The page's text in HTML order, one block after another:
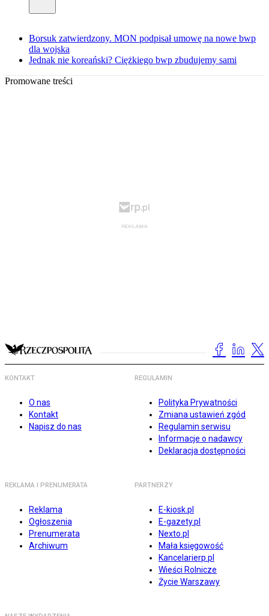
Borsuk zatwierdzony. MON podpisał umowę na nowe bwp
dla wojska
Jednak nie koreański? Ciężkiego bwp zbudujemy sami
Promowane treści
KONTAKT
O nas
Kontakt
Napisz do nas
REGULAMIN
Polityka Prywatności
Zmiana ustawień zgód
Regulamin serwisu
Informacje o nadawcy
Deklaracja dostępności
REKLAMA I PRENUMERATA
Reklama
Ogłoszenia
Prenumerata
Archiwum
PARTNERZY
E-kiosk.pl
E-gazety.pl
Nexto.pl
Mała księgowość
Kancelarierp.pl
Wieści Rolnicze
Życie Warszawy